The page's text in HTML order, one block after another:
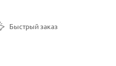
Быстрый заказ